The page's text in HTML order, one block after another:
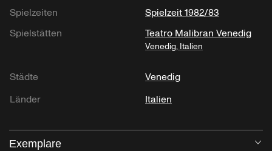
Spielzeiten
Spielzeit 1982/83
Spielstätten
Teatro Malibran Venedig
Venedig, Italien
Städte
Venedig
Länder
Italien
Exemplare